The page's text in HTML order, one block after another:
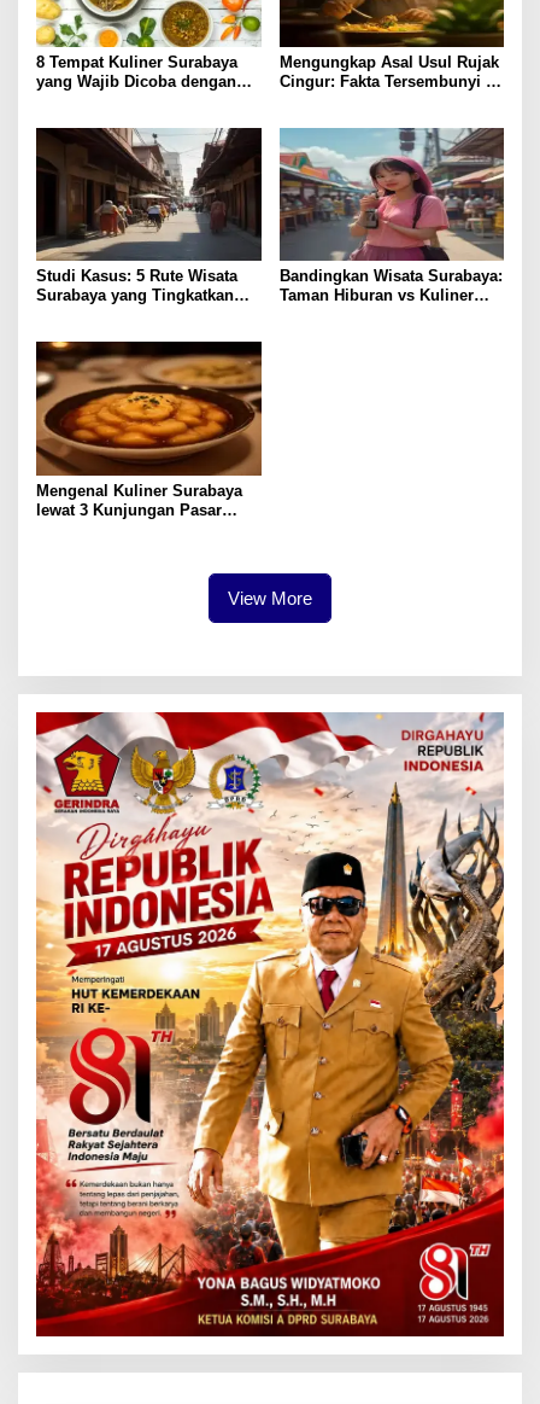
8 Tempat Kuliner Surabaya
yang Wajib Dicoba dengan
Mengungkap Asal Usul Rujak
Cingur: Fakta Tersembunyi di
Studi Kasus: 5 Rute Wisata
Surabaya yang Tingkatkan
Bandingkan Wisata Surabaya:
Taman Hiburan vs Kuliner
Mengenal Kuliner Surabaya
lewat 3 Kunjungan Pasar
View More